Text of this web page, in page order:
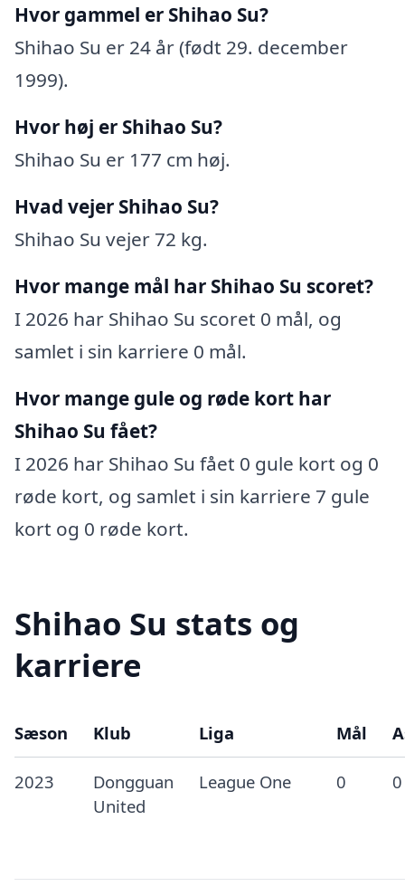
Hvor gammel er Shihao Su?
Shihao Su er 24 år (født 29. december
1999).
Hvor høj er Shihao Su?
Shihao Su er 177 cm høj.
Hvad vejer Shihao Su?
Shihao Su vejer 72 kg.
Hvor mange mål har Shihao Su scoret?
I 2026 har Shihao Su scoret 0 mål, og
samlet i sin karriere 0 mål.
Hvor mange gule og røde kort har
Shihao Su fået?
I 2026 har Shihao Su fået 0 gule kort og 0
røde kort, og samlet i sin karriere 7 gule
kort og 0 røde kort.
Shihao Su stats og
karriere
Sæson Klub Liga Mål
2023
Dongguan
United
League One 0 0